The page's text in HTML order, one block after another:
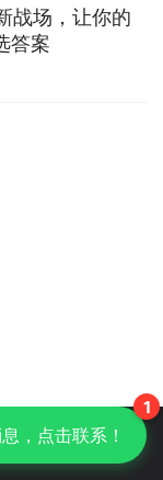
战场，让你的
答案
号-14|GEO优化
1
，点击联系！